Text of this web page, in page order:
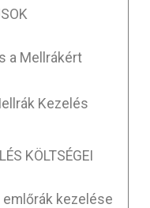
a Mellrákért
Kezelés
KÖLTSÉGEI
emlőrák kezelése